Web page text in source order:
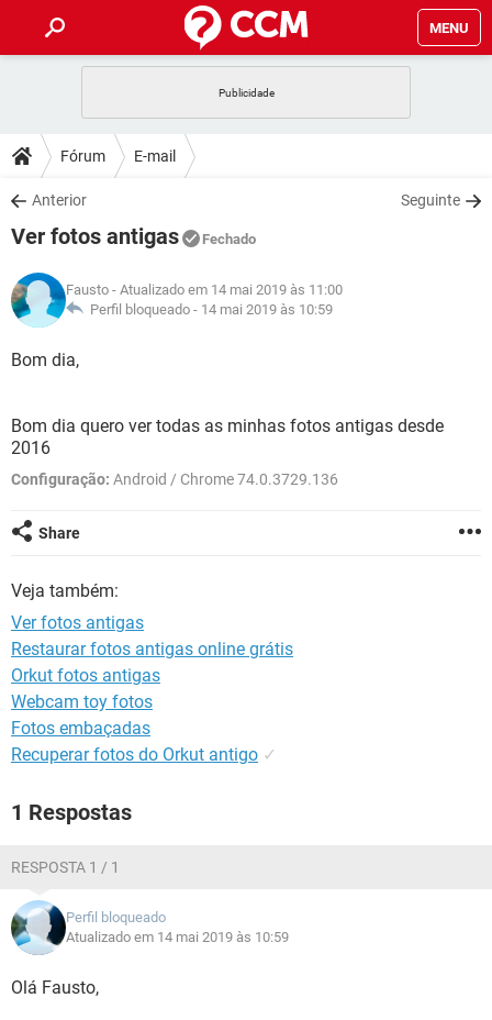
MENU
CELULAR
OUTLOOK
INSTAGRAM
GUIA DE COMPRAS
DICAS
JOGOS
INSTAGRAM GMAIL
GUIA DE COMPRAS
DOWNLOADS
JOGOS
CELULAR
OUTLOOK EXCEL
INSTAGRAM
JOGOS WHATSAPP
CELULAR
OUTLOOK
GUIA DE COMPRAS
GLOSSÁRIO
JOGOS
OUTLOOK EXCEL
Fórum E-mail
Anterior Seguinte
Ver fotos antigas Fechado
Fausto - Atualizado em 14 mai 2019 às 11:00
Perfil bloqueado - 14 mai 2019 às 10:59
Bom dia,
Bom dia quero ver todas as minhas fotos antigas desde
2016
Configuração: Android / Chrome 74.0.3729.136
Share
Veja também:
Ver fotos antigas
Restaurar fotos antigas online grátis
Orkut fotos antigas
Webcam toy fotos
Fotos embaçadas
Recuperar fotos do Orkut antigo ✓
1 Respostas
RESPOSTA 1 / 1
Perfil bloqueado
Atualizado em 14 mai 2019 às 10:59
Olá Fausto,